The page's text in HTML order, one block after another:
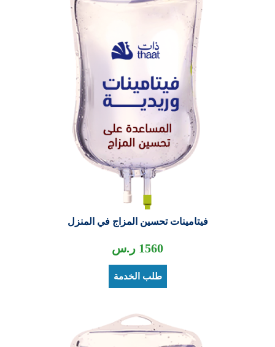
فيتامينات تحسين المزاج في المنزل
1560 ر.س
طلب الخدمة